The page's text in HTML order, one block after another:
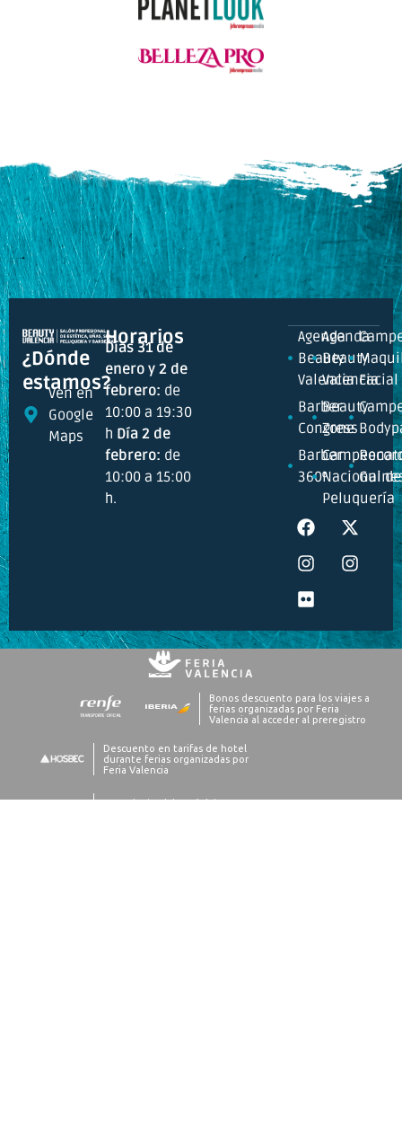
¿Dónde
estamos?
Ven en
Google
Maps
Horarios
Días 31 de
enero y 2 de
febrero: de
10:00 a 19:30
h Día 2 de
febrero: de
10:00 a 15:00
h.
Agenda
Beauty
Valencia
Barber
Congress
Barber
360º
Agenda
Beauty
Valencia
Beauty
Zone
Nacional de
Peluquería
Facial